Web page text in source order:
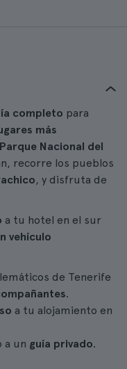
completo para
más
Parque Nacional del
recorre los pueblos
, y disfruta de
a tu hotel en el sur
vehículo
de Tenerife
.
a tu alojamiento en
a un guía privado.